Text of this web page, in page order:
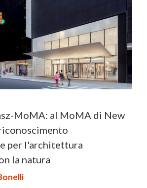
MoMA: al MoMA di New
per l'architettura
la natura